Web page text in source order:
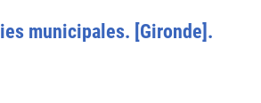
municipales. [Gironde].